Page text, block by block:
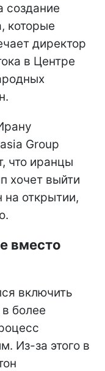
создание
которые
директор
в Центре
Group
что иранцы
хочет выйти
на открытии,
вместо
включить
более
Из-за этого в